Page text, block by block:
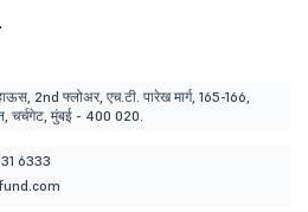
2nd फ्लोअर, एच.टी. पारेख मार्ग, 165-166,
चर्चगेट, मुंबई - 400 020.
6333